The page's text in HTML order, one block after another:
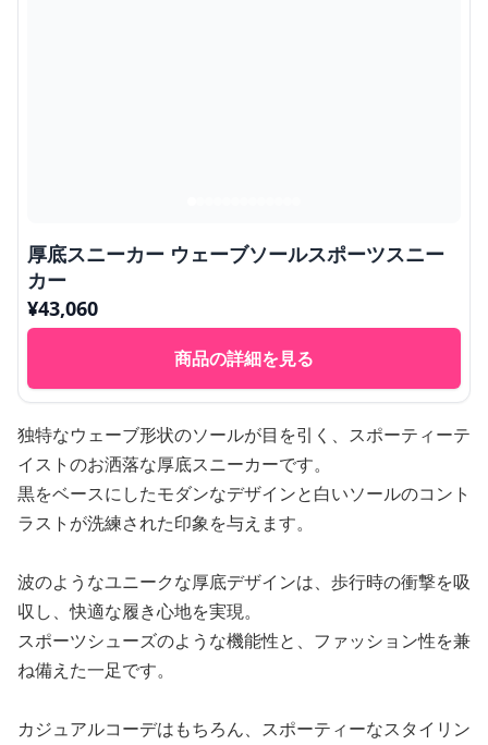
厚底スニーカー ウェーブソールスポーツスニー
カー
¥43,060
商品の詳細を見る
独特なウェーブ形状のソールが目を引く、スポーティーテ
イストのお洒落な厚底スニーカーです。
黒をベースにしたモダンなデザインと白いソールのコント
ラストが洗練された印象を与えます。
波のようなユニークな厚底デザインは、歩行時の衝撃を吸
収し、快適な履き心地を実現。
スポーツシューズのような機能性と、ファッション性を兼
ね備えた一足です。
カジュアルコーデはもちろん、スポーティーなスタイリン